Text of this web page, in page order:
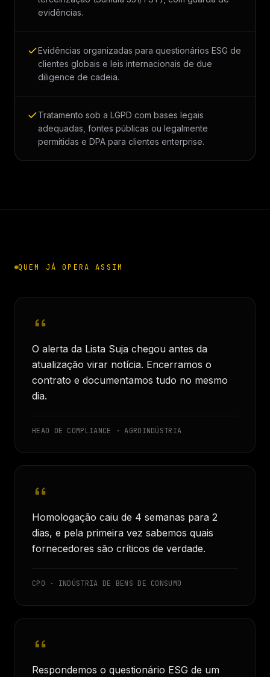
evidências.
Evidências organizadas para questionários ESG de
clientes globais e leis internacionais de due
diligence de cadeia.
Tratamento sob a LGPD com bases legais
adequadas, fontes públicas ou legalmente
permitidas e DPA para clientes enterprise.
QUEM JÁ OPERA ASSIM
O alerta da Lista Suja chegou antes da
atualização virar notícia. Encerramos o
contrato e documentamos tudo no mesmo
dia.
HEAD DE COMPLIANCE · AGROINDÚSTRIA
Homologação caiu de 4 semanas para 2
dias, e pela primeira vez sabemos quais
fornecedores são críticos de verdade.
CPO · INDÚSTRIA DE BENS DE CONSUMO
Respondemos o questionário ESG de um